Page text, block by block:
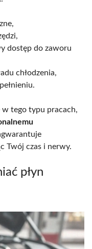
dostęp do zaworu
chłodzenia,
w tego typu pracach,
Twój czas i nerwy.
płyn